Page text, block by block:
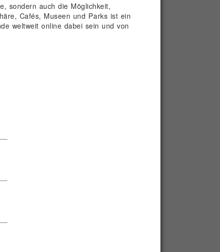
sondern auch die Möglichkeit,
Cafés, Museen und Parks ist ein
weltweit online dabei sein und von